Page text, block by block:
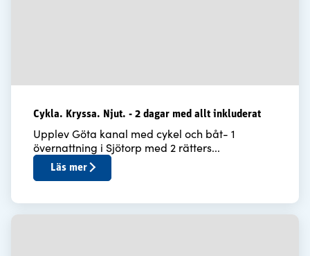
Cykla. Kryssa. Njut. - 2 dagar med allt inkluderat
Upplev Göta kanal med cykel och båt- 1
övernattning i Sjötorp med 2 rätters...
Läs mer